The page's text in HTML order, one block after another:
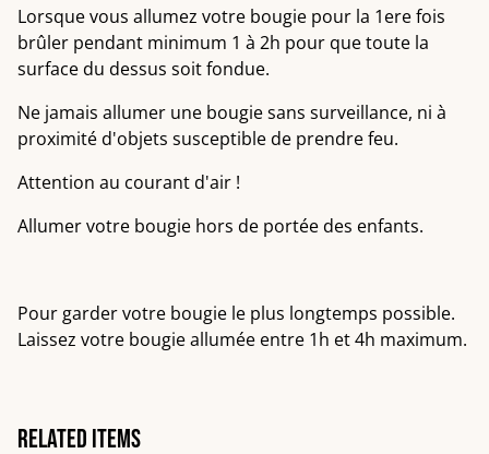
Lorsque vous allumez votre bougie pour la 1ere fois
brûler pendant minimum 1 à 2h pour que toute la
surface du dessus soit fondue.
Ne jamais allumer une bougie sans surveillance, ni à
proximité d'objets susceptible de prendre feu.
Attention au courant d'air !
Allumer votre bougie hors de portée des enfants.
Pour garder votre bougie le plus longtemps possible.
Laissez votre bougie allumée entre 1h et 4h maximum.
Related items